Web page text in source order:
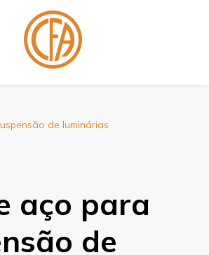
de luminárias
aço para
de